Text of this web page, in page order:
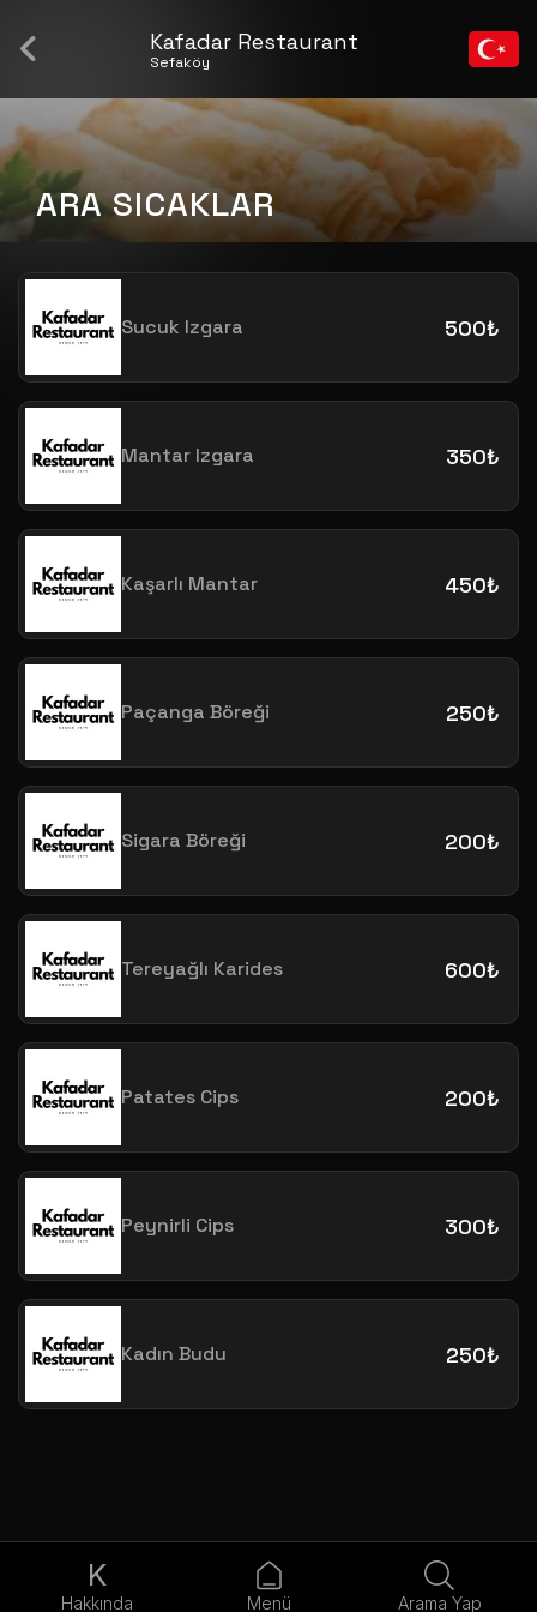
Kafadar Restaurant
Sefaköy
ARA SICAKLAR
Sucuk Izgara 500₺
Mantar Izgara 350₺
Kaşarlı Mantar 450₺
Paçanga Böreği 250₺
Sigara Böreği 200₺
Tereyağlı Karides 600₺
Patates Cips 200₺
Peynirli Cips 300₺
Kadın Budu 250₺
K
Hakkında Menü Arama Yap